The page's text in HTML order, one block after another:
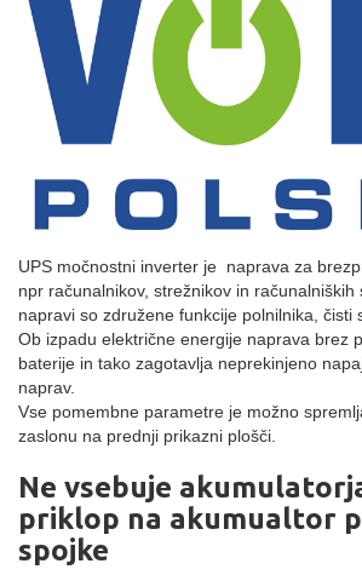
UPS močnostni inverter je naprava za
npr računalnikov, strežnikov in računalniških
napravi so združene funkcije polnilnika, čisti
Ob izpadu električne energije naprava brez
baterije in tako zagotavlja neprekinjeno
naprav.
Vse pomembne parametre je možno
zaslonu na prednji prikazni plošči.
Ne vsebuje
priklop na akumualtor
spojke